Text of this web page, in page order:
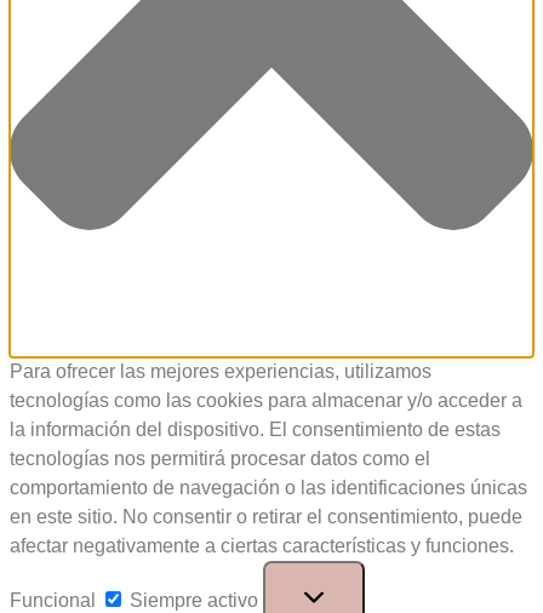
Para ofrecer las mejores experiencias, utilizamos
tecnologías como las cookies para almacenar y/o acceder a
la información del dispositivo. El consentimiento de estas
tecnologías nos permitirá procesar datos como el
comportamiento de navegación o las identificaciones únicas
en este sitio. No consentir o retirar el consentimiento, puede
afectar negativamente a ciertas características y funciones.
Funcional Siempre activo